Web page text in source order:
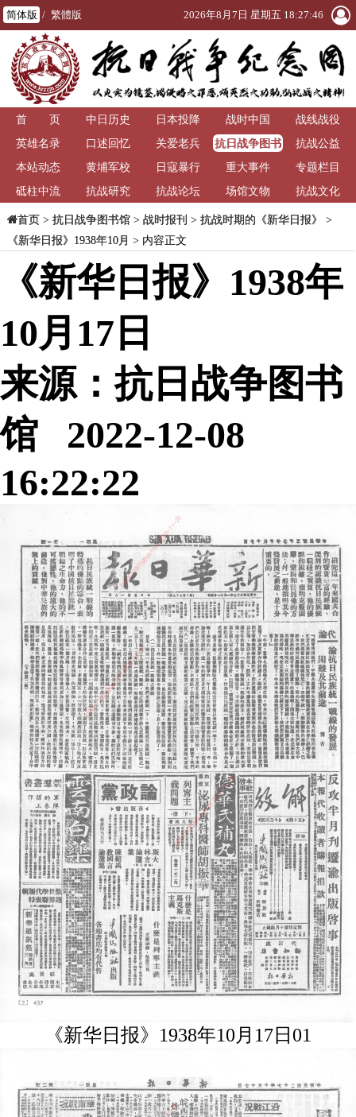
简体版 / 繁體版 2026年8月7日 星期五 18:27:47
首 页 中日历史 日本投降 战时中国
战线战役
英雄名录
口述回忆 关爱老兵
抗日战争图书
馆
抗战公益
本站动态
黄埔军校 日寇暴行 重大事件
专题栏目
砥柱中流
抗战研究 抗战论坛 场馆文物 抗战文化
首页> 抗日战争图书馆> 战时报刊 > 抗战时期的《新华日报》
>
《新华日报》1938年10月 > 内容正文
《新华日报》1938年
10月17日
来源：抗日战争图书
馆 2022-12-08
16:22:22
《新华日报》1938年10月17日01